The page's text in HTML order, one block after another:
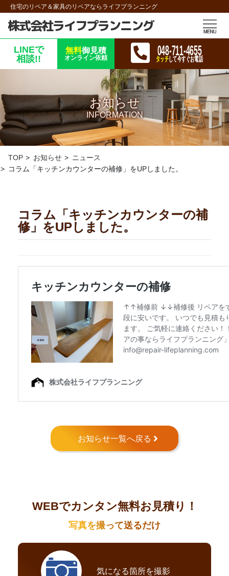
住宅のリペア＆家具のリペアならライフプランニング
株式会社ライフプランニング
048-711-4655
タッチして今すぐお電話
LINEで
相談!!
無料御見積
オンライン依頼
お知らせ
INFORMATION
TOP お知らせ
ニュース
コラム「キッチンカウンターの補修」をUPしました。
コラム「キッチンカウンターの補
修」をUPしました。
お知らせ一覧へ戻る
WEBでカンタン無料お見積り！
写真を撮って送るだけ
気になる箇所を撮影